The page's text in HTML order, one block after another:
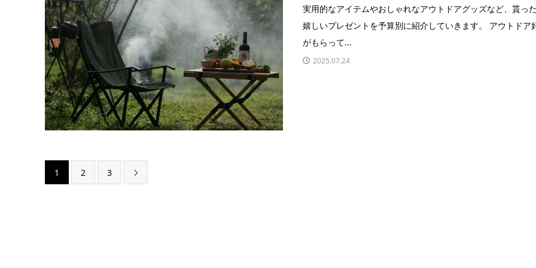
実用的なアイテムやおしゃれなアウトドアグッズなど、貰っ
嬉しいプレゼントを予算別に紹介していきます。 アウトドア
がもらって...
2025.07.24
1 2 3 